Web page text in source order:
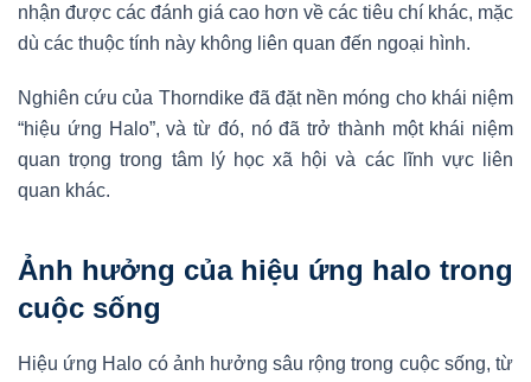
nhận được các đánh giá cao hơn về các tiêu chí khác, mặc
dù các thuộc tính này không liên quan đến ngoại hình.
Nghiên cứu của Thorndike đã đặt nền móng cho khái niệm
“hiệu ứng Halo”, và từ đó, nó đã trở thành một khái niệm
quan trọng trong tâm lý học xã hội và các lĩnh vực liên
quan khác.
Ảnh hưởng của hiệu ứng halo trong
cuộc sống
Hiệu ứng Halo có ảnh hưởng sâu rộng trong cuộc sống, từ